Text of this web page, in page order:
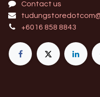
Contact us
+6016 858 8843